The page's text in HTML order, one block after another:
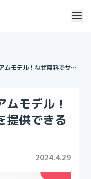
ムモデル！なぜ無料でサー
モデル！
提供できる
2024.4.29